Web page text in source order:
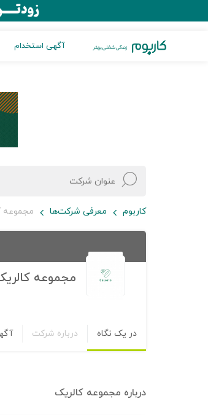
آگهی استخدام
کاربوم معرفی شرکت‌ها مجموعه
مجموعه
در یک نگاه درباره شرکت
درباره مجموعه کالریک